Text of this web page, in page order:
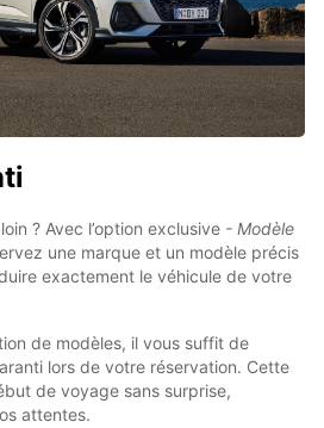
? Avec l’option exclusive - Modèle
une marque et un modèle précis
exactement le véhicule de votre
de modèles, il vous suffit de
lors de votre réservation. Cette
de voyage sans surprise,
attentes.